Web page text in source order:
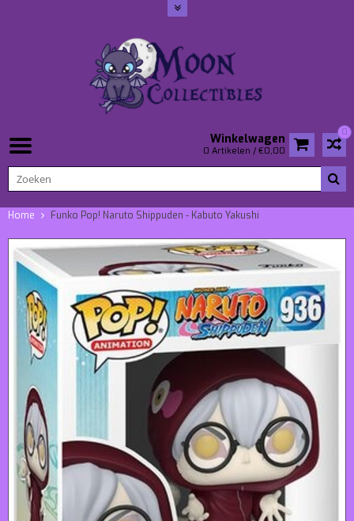
0
Winkelwagen
0 Artikelen / €0,00
Home Funko Pop! Naruto Shippuden - Kabuto Yakushi